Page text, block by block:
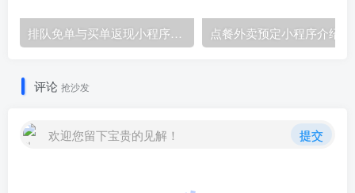
排队免单与买单返现小程序功能介绍 点餐外卖预定小程序介绍！
评论 抢沙发
欢迎您留下宝贵的见解！ 提交